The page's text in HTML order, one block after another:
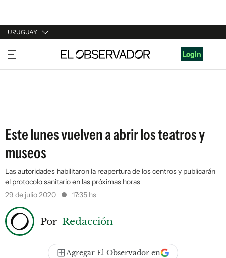
URUGUAY
URUGUAY
ARGENTINA
Login
Este lunes vuelven a abrir los teatros y
museos
Las autoridades habilitaron la reapertura de los centros y publicarán
el protocolo sanitario en las próximas horas
29 de julio 2020
17:35 hs
Por Redacción
Agregar El Observador en